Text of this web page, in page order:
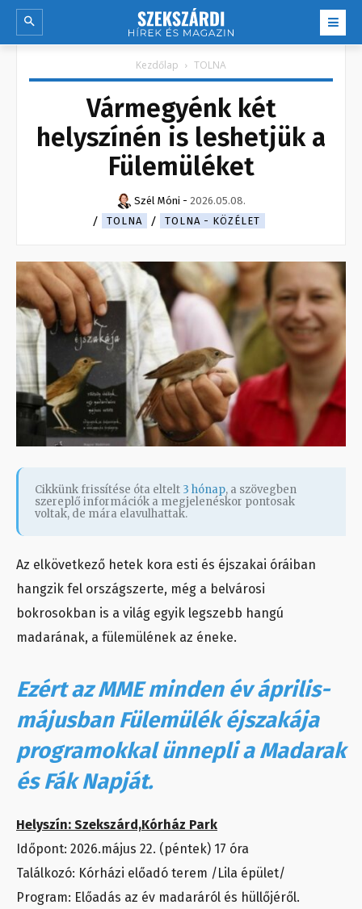
Kezdőlap TOLNA
Vármegyénk két
helyszínén is leshetjük a
Fülemüléket
Szél Móni - 2026.05.08.
TOLNA
TOLNA - KÖZÉLET
Cikkünk frissítése óta eltelt 3 hónap, a szövegben
szereplő információk a megjelenéskor pontosak
voltak, de mára elavulhattak.
Az elkövetkező hetek kora esti és éjszakai óráiban
hangzik fel országszerte, még a belvárosi
bokrosokban is a világ egyik legszebb hangú
madarának, a fülemülének az éneke.
Ezért az MME minden év április-
májusban Fülemülék éjszakája
programokkal ünnepli a Madarak
és Fák Napját.
Helyszín: Szekszárd,Kórház Park
Időpont: 2026.május 22. (péntek) 17 óra
Találkozó: Kórházi előadó terem /Lila épület/
Program: Előadás az év madaráról és hüllőjéről.